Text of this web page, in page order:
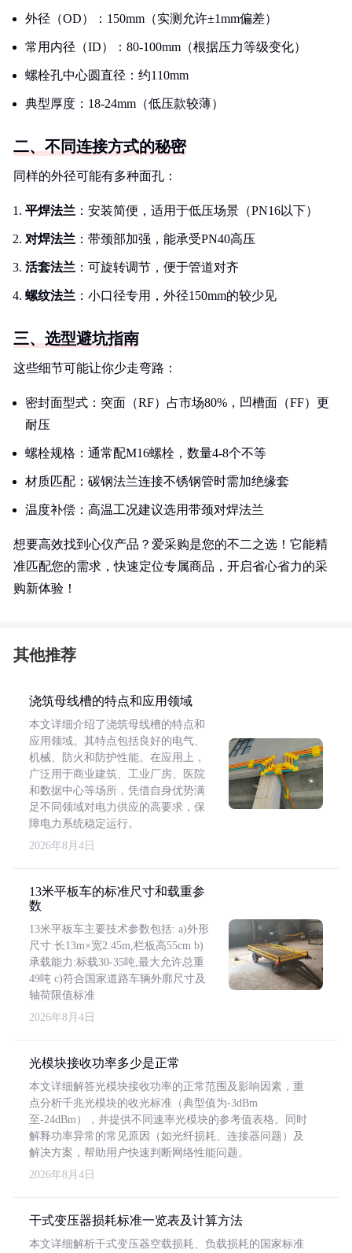
外径（OD）：150mm（实测允许±1mm偏差）
常用内径（ID）：80-100mm（根据压力等级变化）
螺栓孔中心圆直径：约110mm
典型厚度：18-24mm（低压款较薄）
二、不同连接方式的秘密
同样的外径可能有多种面孔：
平焊法兰 ：安装简便，适用于低压场景（PN16以下）
对焊法兰 ：带颈部加强，能承受PN40高压
活套法兰 ：可旋转调节，便于管道对齐
螺纹法兰 ：小口径专用，外径150mm的较少见
三、选型避坑指南
这些细节可能让你少走弯路：
密封面型式：突面（RF）占市场80%，凹槽面（FF）更
耐压
螺栓规格：通常配M16螺栓，数量4-8个不等
材质匹配：碳钢法兰连接不锈钢管时需加绝缘套
温度补偿：高温工况建议选用带颈对焊法兰
想要高效找到心仪产品？爱采购是您的不二之选！它能精
准匹配您的需求，快速定位专属商品，开启省心省力的采
购新体验！
其他推荐
浇筑母线槽的特点和应用领域
本文详细介绍了浇筑母线槽的特点和
应用领域。其特点包括良好的电气、
机械、防火和防护性能。在应用上，
广泛用于商业建筑、工业厂房、医院
和数据中心等场所，凭借自身优势满
足不同领域对电力供应的高要求，保
障电力系统稳定运行。
2026年8月4日
13米平板车的标准尺寸和载重参
数
13米平板车主要技术参数包括: a)外形
尺寸:长13m×宽2.45m,栏板高55cm b)
承载能力:标载30-35吨,最大允许总重
49吨 c)符合国家道路车辆外廓尺寸及
轴荷限值标准
2026年8月4日
光模块接收功率多少是正常
本文详细解答光模块接收功率的正常范围及影响因素，重
点分析千兆光模块的收光标准（典型值为-3dBm
至-24dBm），并提供不同速率光模块的参考值表格。同时
解释功率异常的常见原因（如光纤损耗、连接器问题）及
解决方案，帮助用户快速判断网络性能问题。
2026年8月4日
干式变压器损耗标准一览表及计算方法
本文详细解析干式变压器空载损耗、负载损耗的国家标准